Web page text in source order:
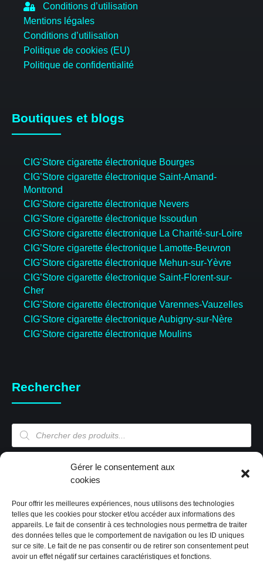
Gérer le consentement aux
cookies
Pour offrir les meilleures expériences, nous utilisons des technologies
telles que les cookies pour stocker et/ou accéder aux informations des
appareils. Le fait de consentir à ces technologies nous permettra de traiter
des données telles que le comportement de navigation ou les ID uniques
sur ce site. Le fait de ne pas consentir ou de retirer son consentement peut
avoir un effet négatif sur certaines caractéristiques et fonctions.
Conditions d’utilisation
Mentions légales
Conditions d’utilisation
Politique de cookies (EU)
Politique de confidentialité
Boutiques et blogs
CIG’Store cigarette électronique Bourges
CIG’Store cigarette électronique Saint-Amand-
Montrond
CIG’Store cigarette électronique Nevers
CIG’Store cigarette électronique Issoudun
CIG’Store cigarette électronique La Charité-sur-Loire
CIG’Store cigarette électronique Lamotte-Beuvron
CIG’Store cigarette électronique Mehun-sur-Yèvre
CIG’Store cigarette électronique Saint-Florent-sur-
Cher
CIG’Store cigarette électronique Varennes-Vauzelles
CIG’Store cigarette électronique Aubigny-sur-Nère
CIG’Store cigarette électronique Moulins
Rechercher
Recherche
produits
Mon compte
Mon compte
Validation de la commande
Panier
Boutique